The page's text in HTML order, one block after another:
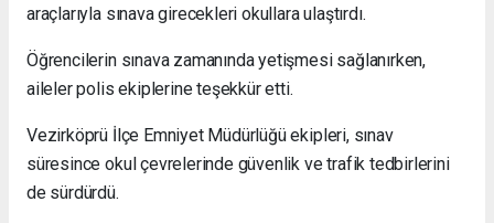
araçlarıyla sınava girecekleri okullara ulaştırdı.
Öğrencilerin sınava zamanında yetişmesi sağlanırken,
aileler polis ekiplerine teşekkür etti.
Vezirköprü İlçe Emniyet Müdürlüğü ekipleri, sınav
süresince okul çevrelerinde güvenlik ve trafik tedbirlerini
de sürdürdü.